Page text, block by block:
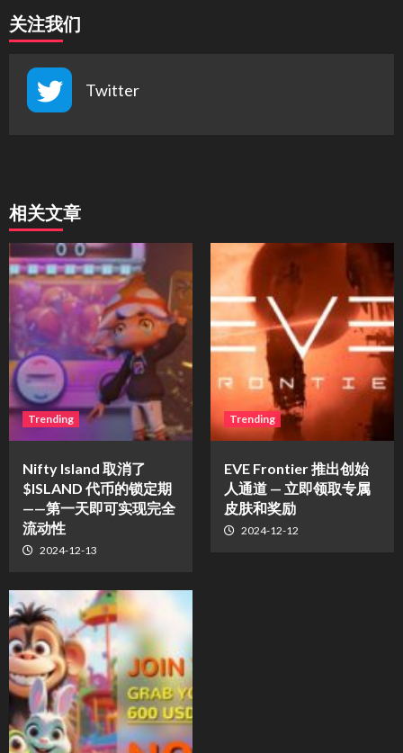
关注我们
Twitter
相关文章
Trending
Nifty Island 取消了
$ISLAND 代币的锁定期
——第一天即可实现完全
流动性
2024-12-13
Trending
EVE Frontier 推出创始
人通道 — 立即领取专属
皮肤和奖励
2024-12-12